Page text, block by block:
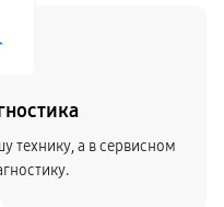
технику, а в сервисном